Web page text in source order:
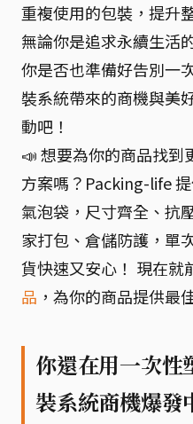
重複使用的包裝，提升
無論你是追求永續生活
你是否也準備好告別一
裝系統帶來的商機與美
動吧！
📣 想要為你的商品找到
方案嗎？Packing-life
氣泡袋，尺寸齊全、抗
家打包、倉儲防護，單
貨快速又安心！ 現在就
品 ，為你的商品提供最
你還在用一次性
裝系統商機爆發